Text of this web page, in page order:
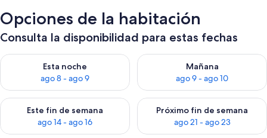
Opciones de la habitación
Consulta la disponibilidad para estas fechas
Esta noche
ago 8 - ago 9
Consulta la disponibilidad para esta noche, ago 8 - ago 9
Mañana
ago 9 - ago 10
Consulta la disponibilidad
Este fin de semana
ago 14 - ago 16
Consulta la disponibilidad para este fin de semana, ago 14 -
Próximo fin de semana
ago 21 - ago 23
Consulta la disponibilidad